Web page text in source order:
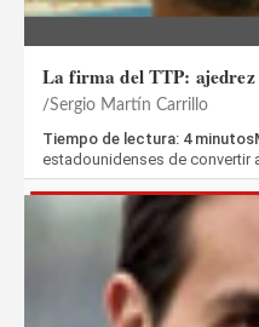
La firma del TTP:
Sergio Martín Carrillo
Tiempo de lectura: 4
estadounidenses de convertir